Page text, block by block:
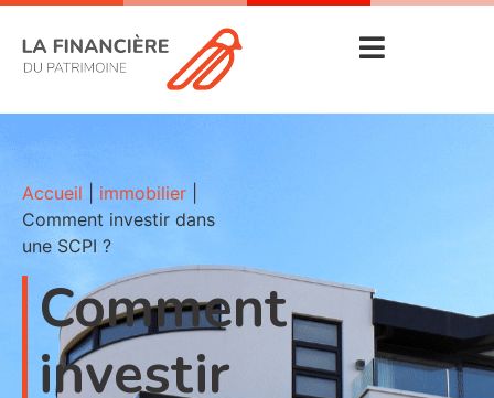
Accueil immobilier
Comment investir dans
une SCPI ?
Comment
investir